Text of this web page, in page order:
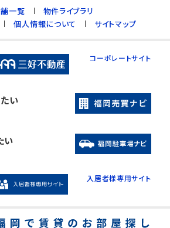
一覧
物件ライブラリ
個人情報について サイトマップ
コーポレートサイト
い
い
入居者様専用サイト